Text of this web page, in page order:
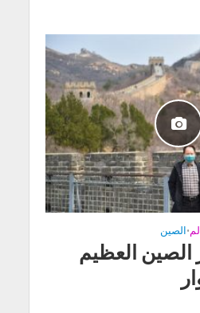
•الصين
الصين العظيم